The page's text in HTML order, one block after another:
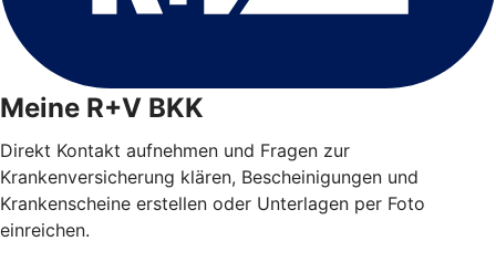
Meine R+V BKK
Direkt Kontakt aufnehmen und Fragen zur
Krankenversicherung klären, Bescheinigungen und
Krankenscheine erstellen oder Unterlagen per Foto
einreichen.